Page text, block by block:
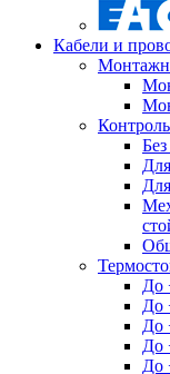
Кабели и
До
До
До
До
До